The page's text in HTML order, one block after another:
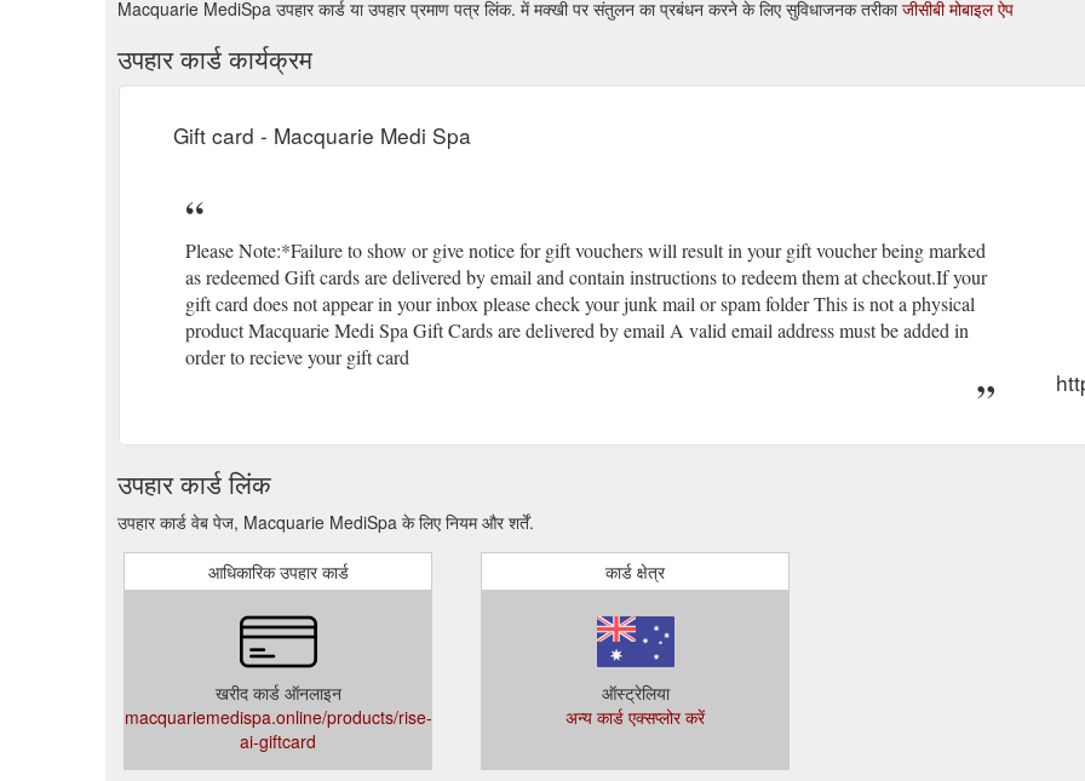
Macquarie MediSpa उपहार कार्ड या उपहार प्रमाण पत्र लिंक. में मक्खी पर संतुलन का प्रबंधन करने के लिए सुविधाजनक तरीकाजीसीबी मोबाइल ऐप
उपहार कार्ड कार्यक्रम
Gift card - Macquarie Medi Spa
Please Note:*Failure to show or give notice for gift vouchers will result in your gift voucher being marked
as redeemed Gift cards are delivered by email and contain instructions to redeem them at checkout.If your
gift card does not appear in your inbox please check your junk mail or spam folder This is not a physical
product Macquarie Medi Spa Gift Cards are delivered by email A valid email address must be added in
order to recieve your gift card
उपहार कार्ड लिंक
उपहार कार्ड वेब पेज, Macquarie MediSpa के लिए नियम और शर्तें.
आधिकारिक उपहार कार्ड
खरीद कार्ड ऑनलाइन
macquariemedispa.online/products/rise-
ai-giftcard
कार्ड क्षेत्र
ऑस्ट्रेलिया
अन्य कार्ड एक्सप्लोर करें